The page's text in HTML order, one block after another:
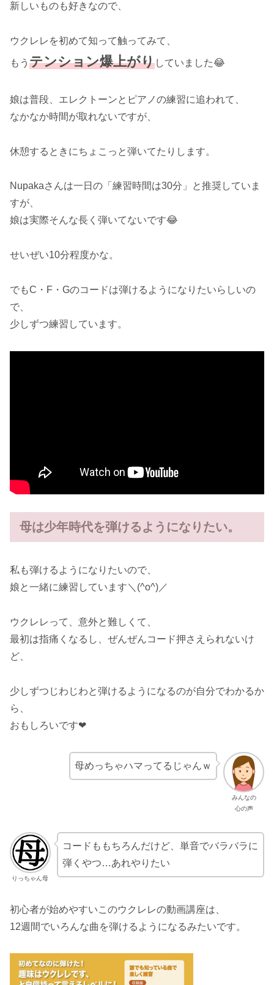
新しいものも好きなので、
ウクレレを初めて知って触ってみて、
もう テンション爆上がりしていました😂
娘は普段、エレクトーンとピアノの練習に追われて、
なかなか時間が取れないですが、
休憩するときにちょこっと弾いてたりします。
Nupakaさんは一日の「練習時間は30分」と推奨していま
すが、
娘は実際そんな長く弾いてないです😂
せいぜい10分程度かな。
でもC・F・Gのコードは弾けるようになりたいらしいの
で、
少しずつ練習しています。
母は少年時代を弾けるようになりたい。
私も弾けるようになりたいので、
娘と一緒に練習しています＼(^o^)／
ウクレレって、意外と難しくて、
最初は指痛くなるし、ぜんぜんコード押さえられないけ
ど、
少しずつじわじわと弾けるようになるのが自分でわかるか
ら、
おもしろいです❤
みんなの
心の声
母めっちゃハマってるじゃんｗ
りっちゃん母
コードももちろんだけど、単音でバラバラに
弾くやつ…あれやりたい
初心者が始めやすいこのウクレレの動画講座は、
12週間でいろんな曲を弾けるようになるみたいです。